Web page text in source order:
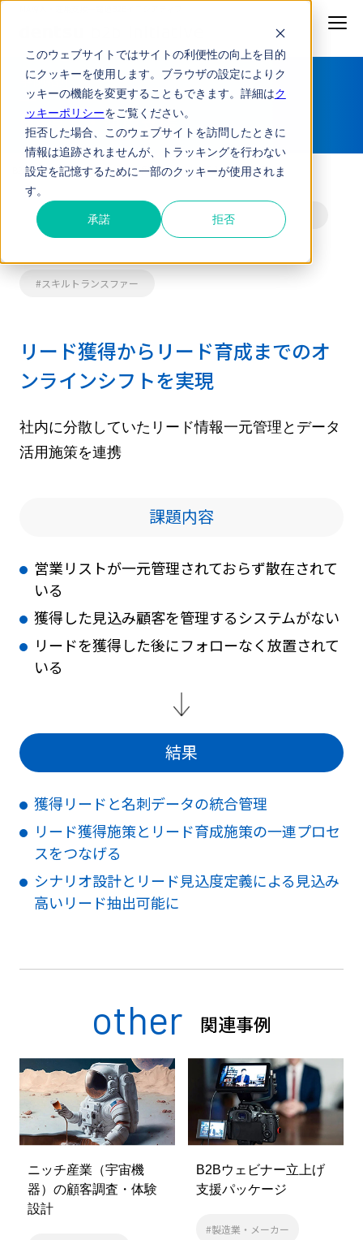
このウェブサイトではサイトの利便性の向上を目的
にクッキーを使用します。ブラウザの設定によりク
ッキーの機能を変更することもできます。詳細はク
ッキーポリシーをご覧ください。
拒否した場合、このウェブサイトを訪問したときに
情報は追跡されませんが、トラッキングを行わない
設定を記憶するために一部のクッキーが使用されま
す。
承諾 拒否
事例紹介
MA導入・運用支援
B2BイニシアティブTOP 事例紹介 MA導入・運用支援
#リード獲得 #デマンドジェネレーション
#スキルトランスファー
リード獲得からリード育成までのオ
ンラインシフトを実現
社内に分散していたリード情報一元管理とデータ
活用施策を連携
課題内容
営業リストが一元管理されておらず散在されて
いる
獲得した見込み顧客を管理するシステムがない
リードを獲得した後にフォローなく放置されて
いる
結果
獲得リードと名刺データの統合管理
リード獲得施策とリード育成施策の一連プロセ
スをつなげる
シナリオ設計とリード見込度定義による見込み
高いリード抽出可能に
other 関連事例
ニッチ産業（宇宙機
器）の顧客調査・体験
設計
B2Bウェビナー立上げ
支援パッケージ
#製造業・メーカー